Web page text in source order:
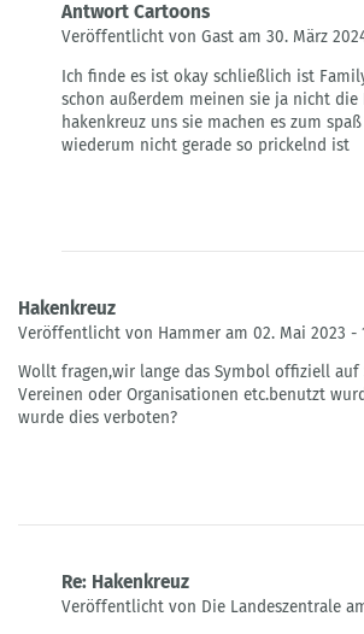
Antwort Cartoons
Veröffentlicht von Gast am 30. März
auf
Hakenkreuz
u.
Cartoons
Ich finde es ist okay schließlich ist
schon außerdem meinen sie ja nicht die
hakenkreuz uns sie machen es zum
wiederum nicht gerade so prickelnd ist
Hakenkreuz
Veröffentlicht von Hammer am 02. Mai 2023 -
Wollt fragen,wir lange das Symbol offiziell auf
Vereinen oder Organisationen etc.benutzt
wurde dies verboten?
Re: Hakenkreuz
Veröffentlicht von Die Landeszentrale